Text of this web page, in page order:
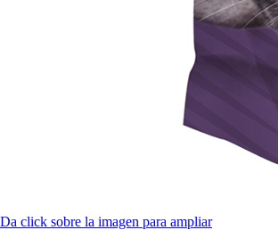
Da click sobre la imagen para ampliar